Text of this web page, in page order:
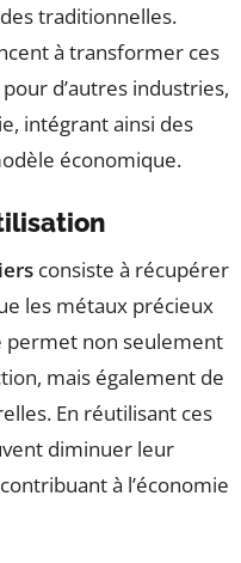
traditionnelles.
à transformer ces
d’autres industries,
intégrant ainsi des
économique.
consiste à récupérer
les métaux précieux
permet non seulement
mais également de
En réutilisant ces
diminuer leur
à l’économie